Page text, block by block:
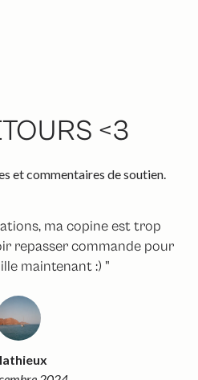
<3
et commentaires de soutien.
ma copine est trop
repasser commande pour
maintenant :) "